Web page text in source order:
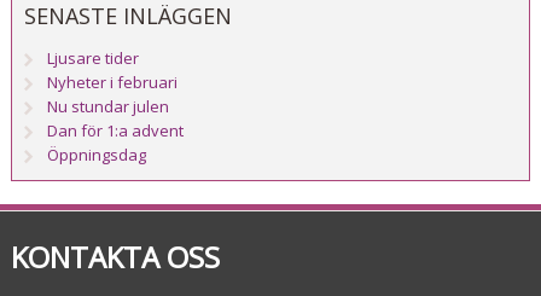
SENASTE INLÄGGEN
Ljusare tider
Nyheter i februari
Nu stundar julen
Dan för 1:a advent
Öppningsdag
KONTAKTA OSS